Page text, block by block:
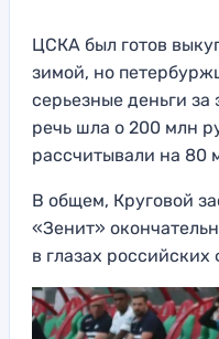
ЦСКА был готов
зимой, но
серьезные деньги за
речь шла о 200 млн
рассчитывали на 80
В общем, Круговой
«Зенит»
в глазах российских